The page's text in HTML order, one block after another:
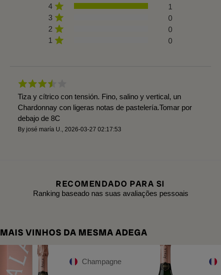
4
1
3
0
2
0
1
0
Tiza y cítrico con tensión. Fino, salino y vertical, un
Chardonnay con ligeras notas de pastelería.Tomar por
debajo de 8C
By josé maría U. 2026-03-27 02:17:53
RECOMENDADO PARA SI
Ranking baseado nas suas avaliações pessoais
MAIS VINHOS DA MESMA ADEGA
Champagne